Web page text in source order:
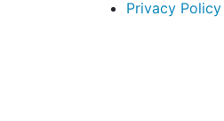
Privacy